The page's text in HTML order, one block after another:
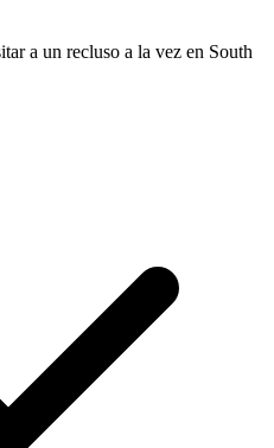
a un recluso a la vez en South